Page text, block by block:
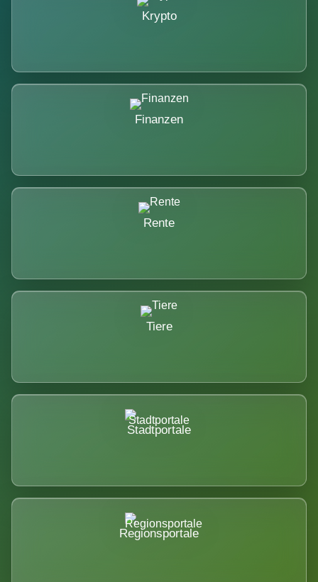
Krypto
Finanzen
Rente
Tiere
Stadtportale
Regionsportale